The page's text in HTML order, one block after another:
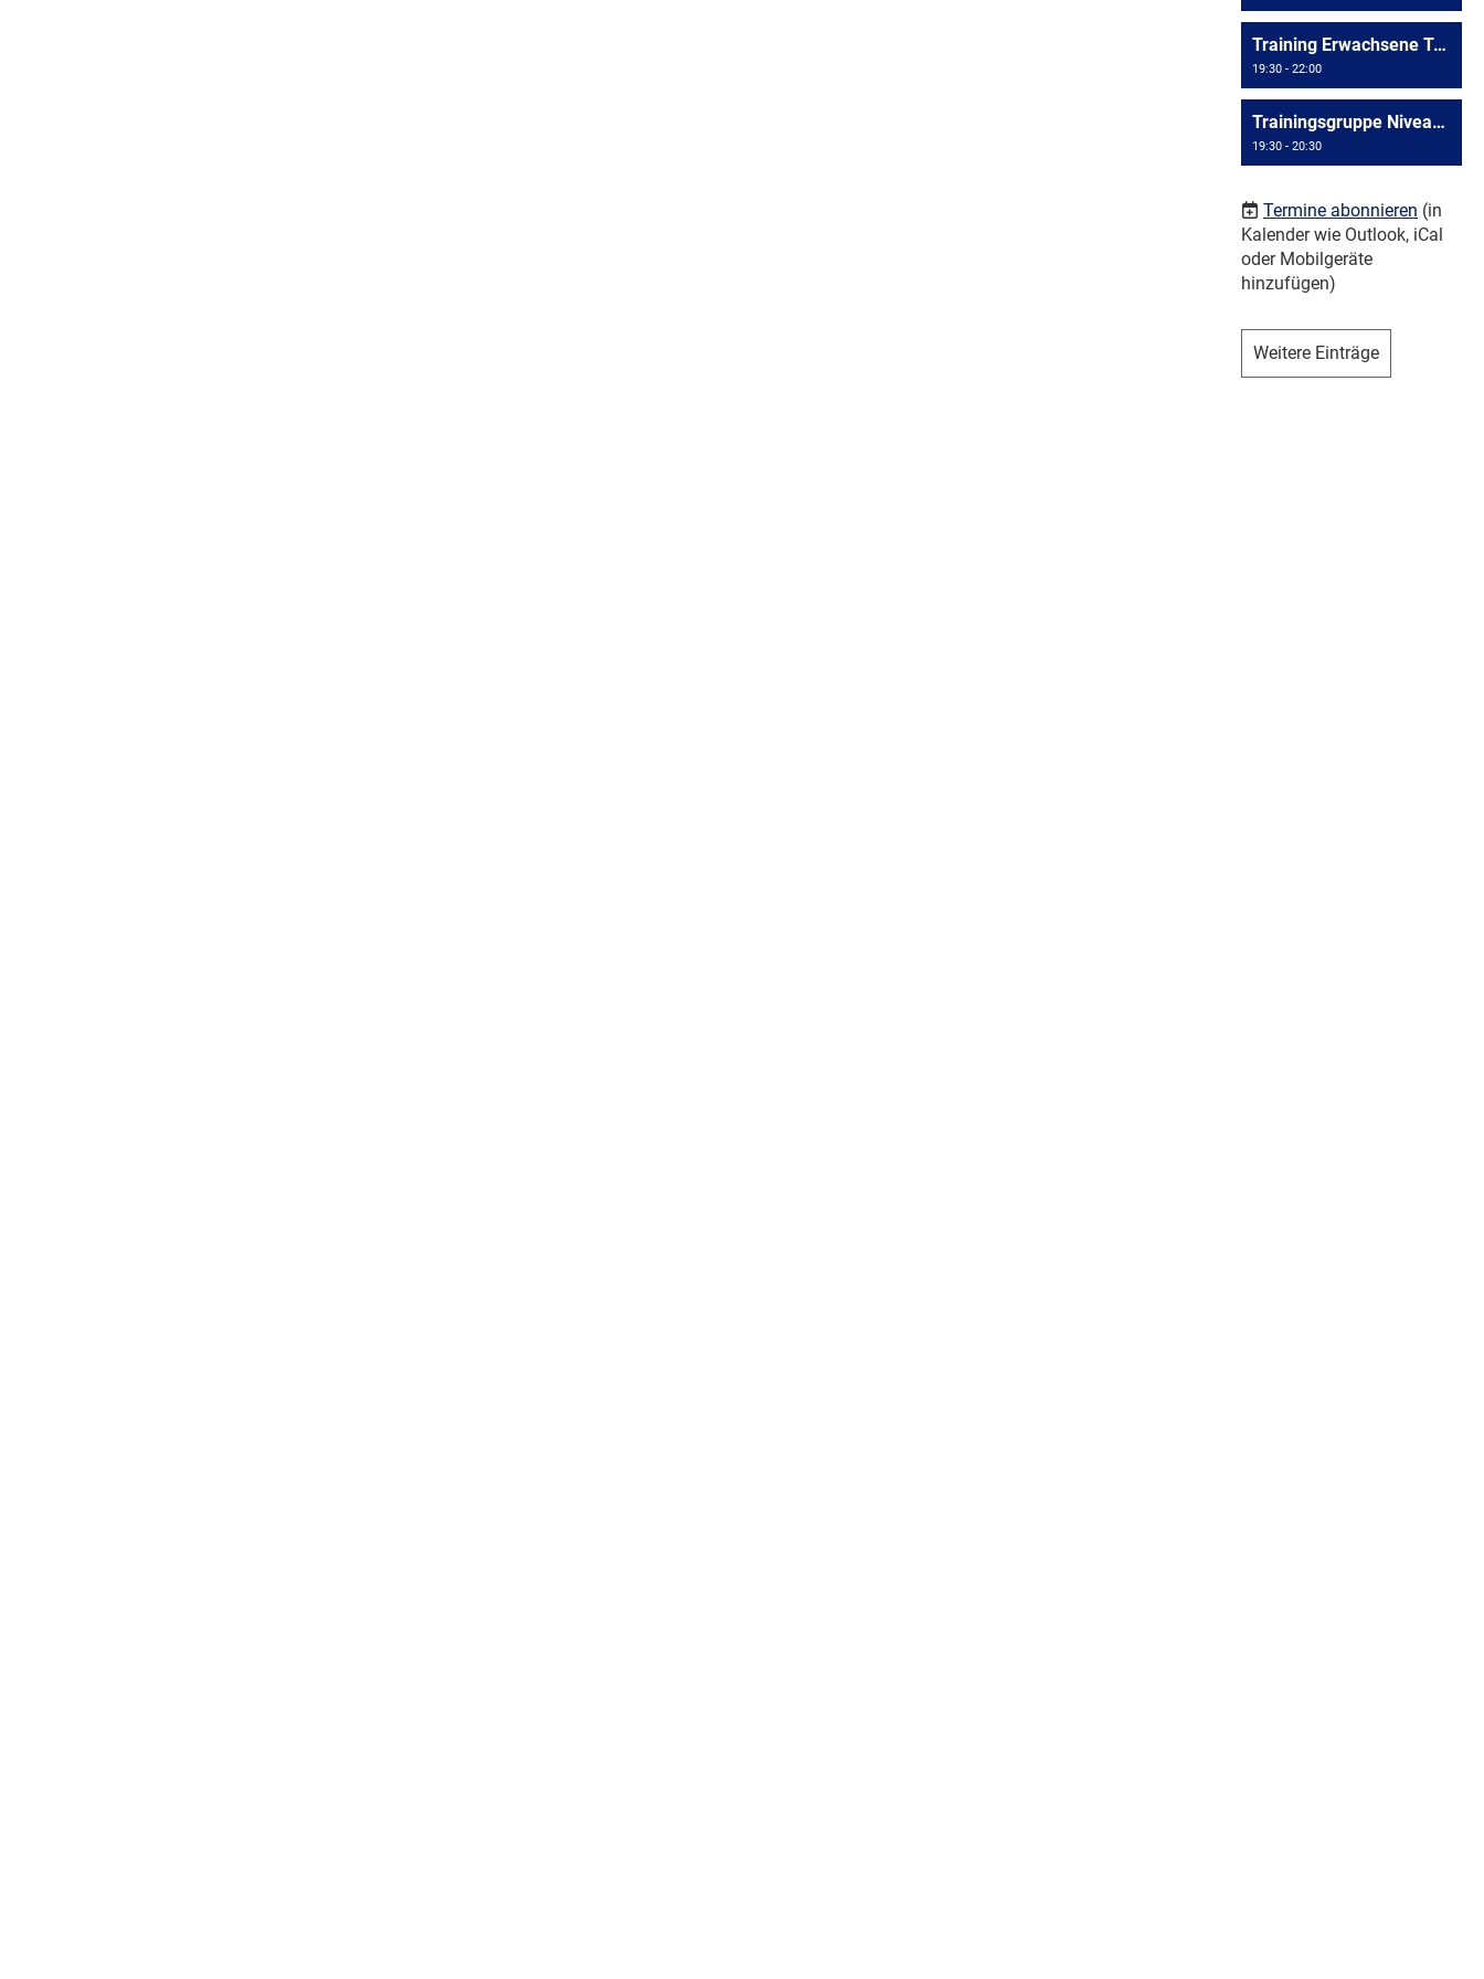
Training Erwachsene Triesen
19:30 - 22:00
Trainingsgruppe Niveau >= D4
19:30 - 20:30
Termine abonnieren (in
Kalender wie Outlook, iCal
oder Mobilgeräte
hinzufügen)
Weitere Einträge